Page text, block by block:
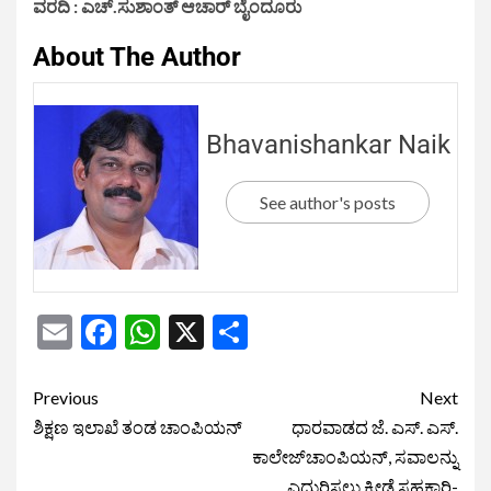
ವರದಿ : ಎಚ್.ಸುಶಾಂತ್ ಆಚಾರ್ ಬೈಂದೂರು
About The Author
Bhavanishankar Naik
See author's posts
EmailFacebook
WhatsApp
X
Previous
ಶಿಕ್ಷಣ ಇಲಾಖೆ ತಂಡ ಚಾಂಪಿಯನ್
Next
ಧಾರವಾಡದ ಜೆ. ಎಸ್. ಎಸ್.
ಕಾಲೇಜ್‌ಚಾಂಪಿಯನ್, ಸವಾಲನ್ನು
ಎದುರಿಸಲು ಕ್ರೀಡೆ ಸಹಕಾರಿ-